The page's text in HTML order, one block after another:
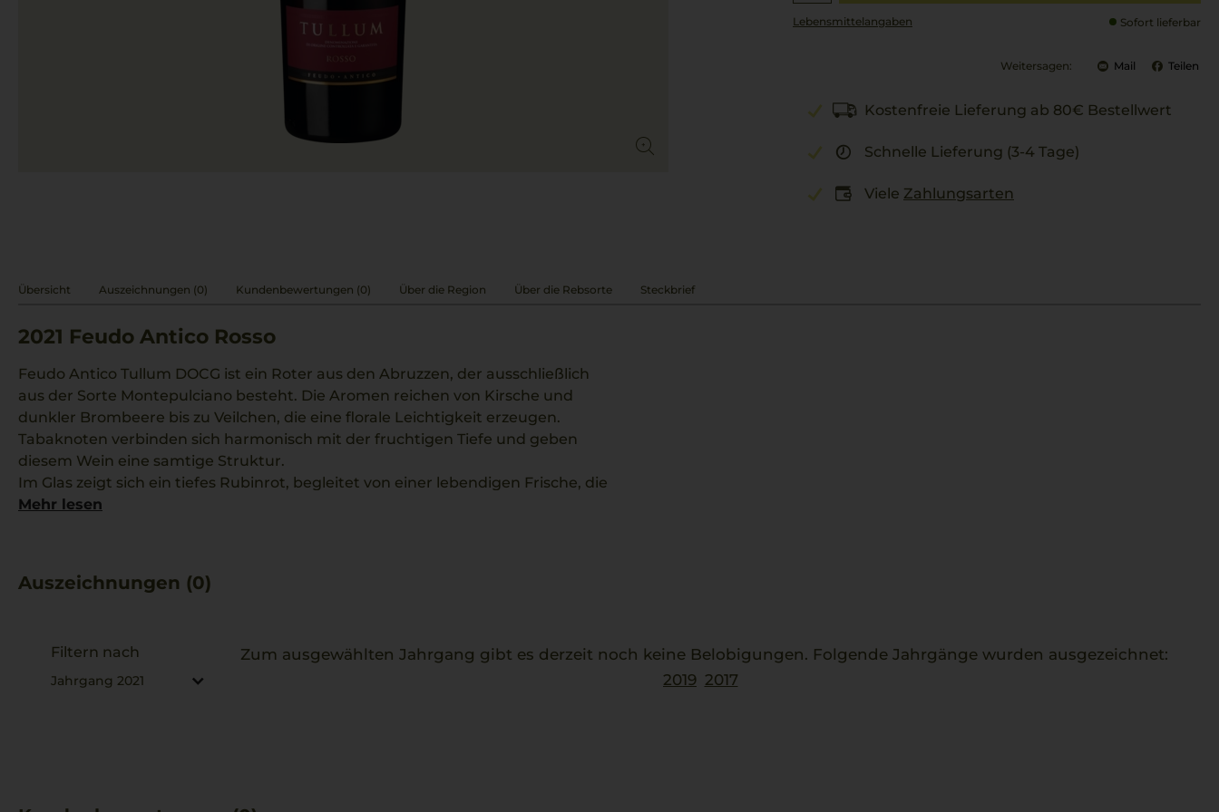
Lebensmittel­angaben Sofort lieferbar
Weitersagen: Mail Teilen
Kostenfreie Lieferung ab 80€ Bestellwert
Schnelle Lieferung (3-4 Tage)
Viele Zahlungsarten
Übersicht Auszeichnungen (0) Kundenbewertungen (0) Über die Region Über die Rebsorte Steckbrief
2021 Feudo Antico Rosso
Feudo Antico Tullum DOCG ist ein Roter aus den Abruzzen, der ausschließlich
aus der Sorte Montepulciano besteht. Die Aromen reichen von Kirsche und
dunkler Brombeere bis zu Veilchen, die eine florale Leichtigkeit erzeugen.
Tabaknoten verbinden sich harmonisch mit der fruchtigen Tiefe und geben
diesem Wein eine samtige Struktur.
Im Glas zeigt sich ein tiefes Rubinrot, begleitet von einer lebendigen Frische, die
typisch für die Region ist. Dieser Wein verkörpert die Verbindung von
Mehr lesen
Auszeichnungen (0)
Filtern nach
Jahrgang 2021
Zum ausgewählten Jahrgang gibt es derzeit noch keine Belobigungen. Folgende Jahrgänge wurden ausgezeichnet:
2019 2017